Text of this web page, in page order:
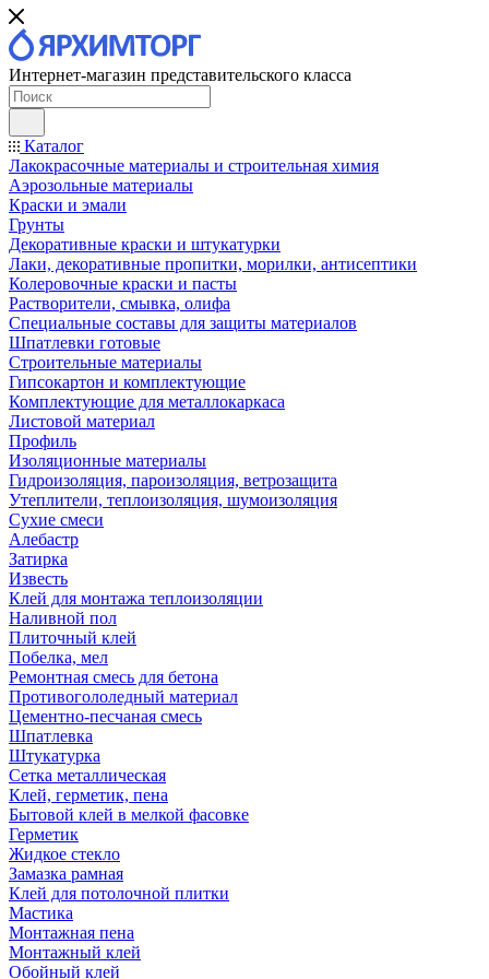
Интернет-магазин представительского класса
Каталог
Лакокрасочные материалы и строительная химия
Аэрозольные материалы
Краски и эмали
Грунты
Декоративные краски и штукатурки
Лаки, декоративные пропитки, морилки, антисептики
Колеровочные краски и пасты
Растворители, смывка, олифа
Специальные составы для защиты материалов
Шпатлевки готовые
Строительные материалы
Гипсокартон и комплектующие
Комплектующие для металлокаркаса
Листовой материал
Профиль
Изоляционные материалы
Гидроизоляция, пароизоляция, ветрозащита
Утеплители, теплоизоляция, шумоизоляция
Сухие смеси
Алебастр
Затирка
Известь
Клей для монтажа теплоизоляции
Наливной пол
Плиточный клей
Побелка, мел
Ремонтная смесь для бетона
Противогололедный материал
Цементно-песчаная смесь
Шпатлевка
Штукатурка
Сетка металлическая
Клей, герметик, пена
Бытовой клей в мелкой фасовке
Герметик
Жидкое стекло
Замазка рамная
Клей для потолочной плитки
Мастика
Монтажная пена
Монтажный клей
Обойный клей